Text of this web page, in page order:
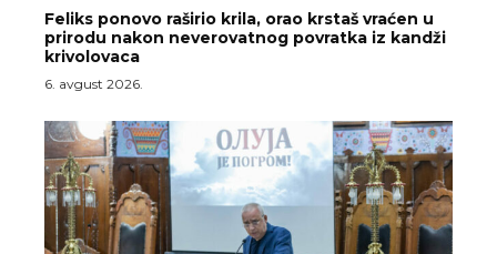
Feliks ponovo raširio krila, orao krstaš vraćen u
prirodu nakon neverovatnog povratka iz kandži
krivolovaca
6. avgust 2026.